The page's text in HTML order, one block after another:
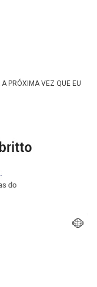
PRÓXIMA VEZ QUE EU